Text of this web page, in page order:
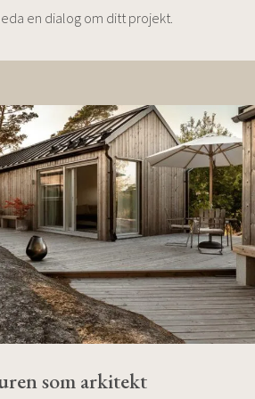
en dialog om ditt projekt.
som arkitekt